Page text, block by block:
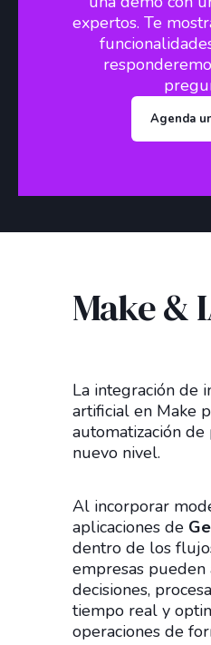
expertos. Te
Agenda
Make &
La integración de
artificial en Make
automatización de
nuevo nivel.
Al incorporar
aplicaciones de
dentro de los
empresas pueden
decisiones,
tiempo real y
operaciones de